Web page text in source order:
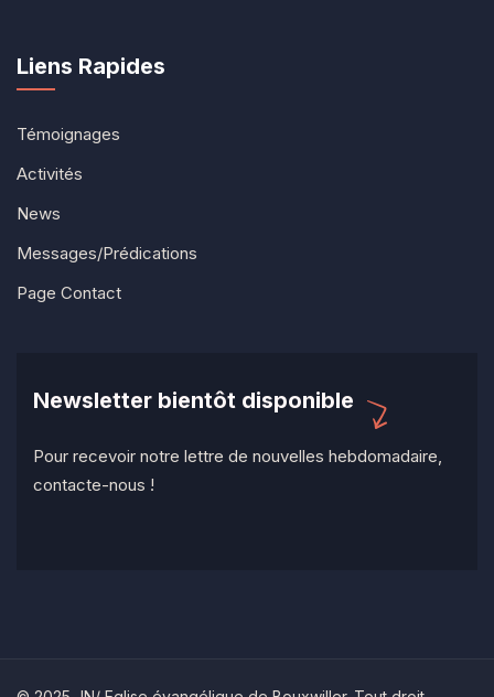
Liens Rapides
Témoignages
Activités
News
Messages/Prédications
Page Contact
Newsletter bientôt disponible
Pour recevoir notre lettre de nouvelles hebdomadaire,
contacte-nous !